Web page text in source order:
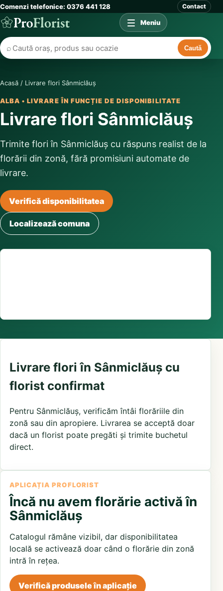
Comenzi telefonice: 0376 441 128 Contact
⌕ Caută
Meniu
Acasă / Livrare flori Sânmiclăuș
ALBA • LIVRARE ÎN FUNCȚIE DE DISPONIBILITATE
Livrare flori Sânmiclăuș
Trimite flori în Sânmiclăuș cu răspuns realist de la
florării din zonă, fără promisiuni automate de
livrare.
Verifică disponibilitatea
Localizează comuna
Livrare flori în Sânmiclăuș cu
florist confirmat
Pentru Sânmiclăuș, verificăm întâi florăriile din
zonă sau din apropiere. Livrarea se acceptă doar
dacă un florist poate pregăti și trimite buchetul
direct.
APLICAȚIA PROFLORIST
Încă nu avem florărie activă în
Sânmiclăuș
Catalogul rămâne vizibil, dar disponibilitatea
locală se activează doar când o florărie din zonă
intră în rețea.
Verifică produsele în aplicație